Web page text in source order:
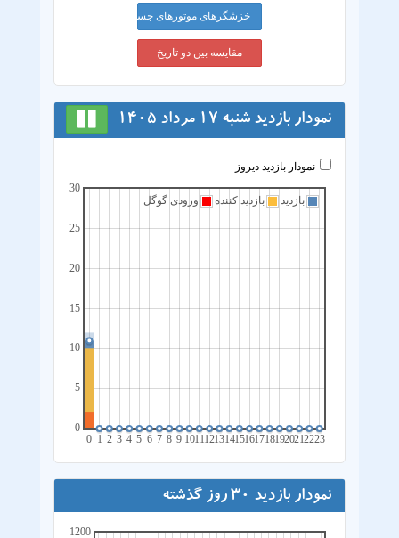
خزشگرهای موتورهای جستجو
مقایسه بین دو تاریخ
نمودار بازدید شنبه 17 مرداد 1405
نمودار بازدید دیروز
0 1 2 3 4 5 6 7 8 9 1011121314151617181920212223
0
5
10
15
20
25
30
بازدید
بازدید کننده ورودی گوگل
نمودار بازدید 30 روز گذشته
1200